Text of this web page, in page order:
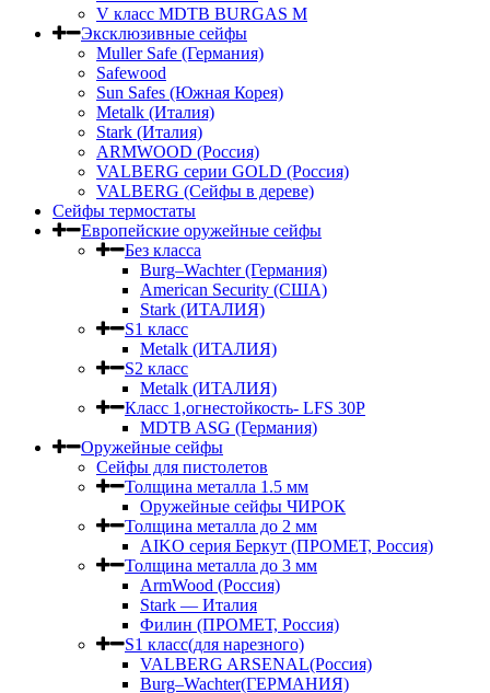
V класс МDTB BURGAS M
Эксклюзивные сейфы
Muller Safe (Германия)
Safewood
Sun Safes (Южная Корея)
Metalk (Италия)
Stark (Италия)
ARMWOOD (Россия)
VALBERG серии GOLD (Россия)
VALBERG (Сейфы в дереве)
Сейфы термостаты
Европейские оружейные сейфы
Без класса
Burg–Wachter (Германия)
American Security (США)
Stark (ИТАЛИЯ)
S1 класс
Metalk (ИТАЛИЯ)
S2 класс
Metalk (ИТАЛИЯ)
Класс 1,огнестойкость- LFS 30P
MDTB ASG (Германия)
Оружейные сейфы
Сейфы для пистолетов
Толщина металла 1.5 мм
Оружейные сейфы ЧИРОК
Толщина металла до 2 мм
AIKO серия Беркут (ПРОМЕТ, Россия)
Толщина металла до 3 мм
ArmWood (Россия)
Stark — Италия
Филин (ПРОМЕТ, Россия)
S1 класс(для нарезного)
VALBERG ARSENAL(Россия)
Burg–Wachter(ГЕРМАНИЯ)